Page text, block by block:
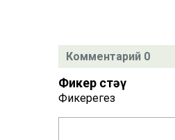
Комментарий 0
Фикер өстәү
Фикерегез